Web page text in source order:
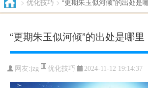
> 优化技巧 > “更期朱玉似河倾”的出处是
“更期朱玉似河倾”的出处是哪里
网友:jzg 优化技巧 2024-11-12 19:14:37